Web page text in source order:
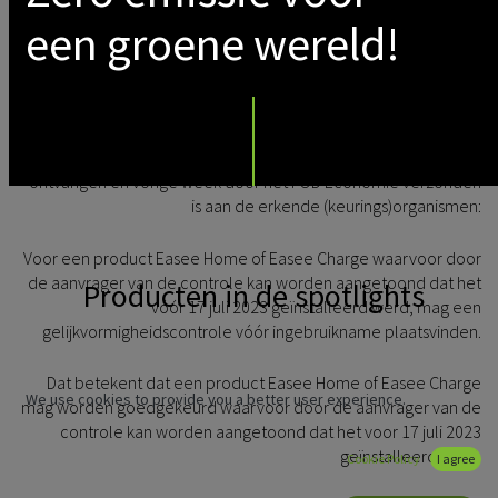
installaties.
ontvangen en vorige week door het FOD Economie verzonden
is aan de erkende (keurings)organismen:
Voor een product Easee Home of Easee Charge waarvoor door
de aanvrager van de controle kan worden aangetoond dat het
vóór 17 juli 2023 geïnstalleerd werd, mag een
gelijkvormigheidscontrole vóór ingebruikname plaatsvinden.
Dat betekent dat een product Easee Home of Easee Charge
mag worden goedgekeurd waarvoor door de aanvrager van de
controle kan worden aangetoond dat het voor 17 juli 2023
geïnstalleerd werd.
een groene wereld!
Producten in de spotlights
We use cookies to provide you a better user experience.
Cookie Policy I agree